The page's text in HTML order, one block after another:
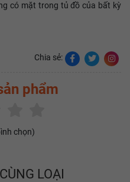
có mặt trong tủ đồ của bất kỳ
Chia sẻ:
phẩm
chọn)
LOẠI